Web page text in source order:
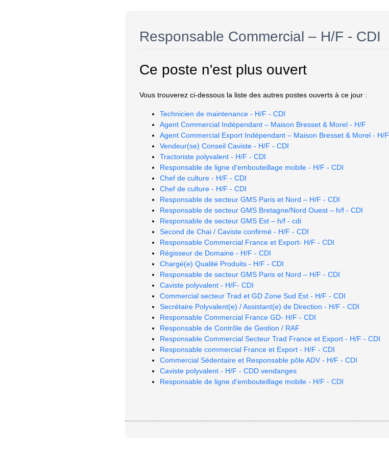
Responsable Commercial – H/F - CDI
Ce poste n'est plus ouvert
Vous trouverez ci-dessous la liste des autres postes ouverts à ce jour :
Technicien de maintenance - H/F - CDI
Agent Commercial Indépendant – Maison Bresset & Morel - H/F
Agent Commercial Export Indépendant – Maison Bresset & Morel - H/F
Vendeur(se) Conseil Caviste - H/F - CDI
Tractoriste polyvalent - H/F - CDI
Responsable de ligne d'embouteillage mobile - H/F - CDI
Chef de culture - H/F - CDI
Chef de culture - H/F - CDI
Responsable de secteur GMS Paris et Nord – H/F - CDI
Responsable de secteur GMS Bretagne/Nord Ouest – h/f - CDI
Responsable de secteur GMS Est – h/f - cdi
Second de Chai / Caviste confirmé - H/F - CDI
Responsable Commercial France et Export- H/F - CDI
Régisseur de Domaine - H/F - CDI
Chargé(e) Qualité Produits - H/F - CDI
Responsable de secteur GMS Paris et Nord – H/F - CDI
Caviste polyvalent - H/F- CDI
Commercial secteur Trad et GD Zone Sud Est - H/F - CDI
Secrétaire Polyvalent(e) / Assistant(e) de Direction - H/F - CDI
Responsable Commercial France GD- H/F - CDI
Responsable de Contrôle de Gestion / RAF
Responsable Commercial Secteur Trad France et Export - H/F - CDI
Responsable commercial France et Export - H/F - CDI
Commercial Sédentaire et Responsable pôle ADV - H/F - CDI
Caviste polyvalent - H/F - CDD vendanges
Responsable de ligne d'embouteillage mobile - H/F - CDI